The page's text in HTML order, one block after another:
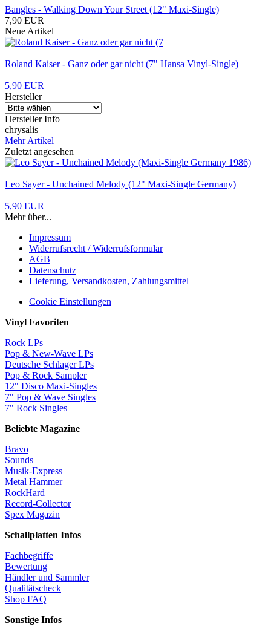
Bangles - Walking Down Your Street (12" Maxi-Single)
7,90 EUR
Neue Artikel
Roland Kaiser - Ganz oder gar nicht (7" Hansa Vinyl-Single)
5,90 EUR
Hersteller
Hersteller Info
chrysalis
Mehr Artikel
Zuletzt angesehen
Leo Sayer - Unchained Melody (12" Maxi-Single Germany)
5,90 EUR
Mehr über...
Impressum
Widerrufsrecht / Widerrufsformular
AGB
Datenschutz
Lieferung, Versandkosten, Zahlungsmittel
Cookie Einstellungen
Vinyl Favoriten
Rock LPs
Pop & New-Wave LPs
Deutsche Schlager LPs
Pop & Rock Sampler
12" Disco Maxi-Singles
7" Pop & Wave Singles
7" Rock Singles
Beliebte Magazine
Bravo
Sounds
Musik-Express
Metal Hammer
RockHard
Record-Collector
Spex Magazin
Schallplatten Infos
Fachbegriffe
Bewertung
Händler und Sammler
Qualitätscheck
Shop FAQ
Sonstige Infos